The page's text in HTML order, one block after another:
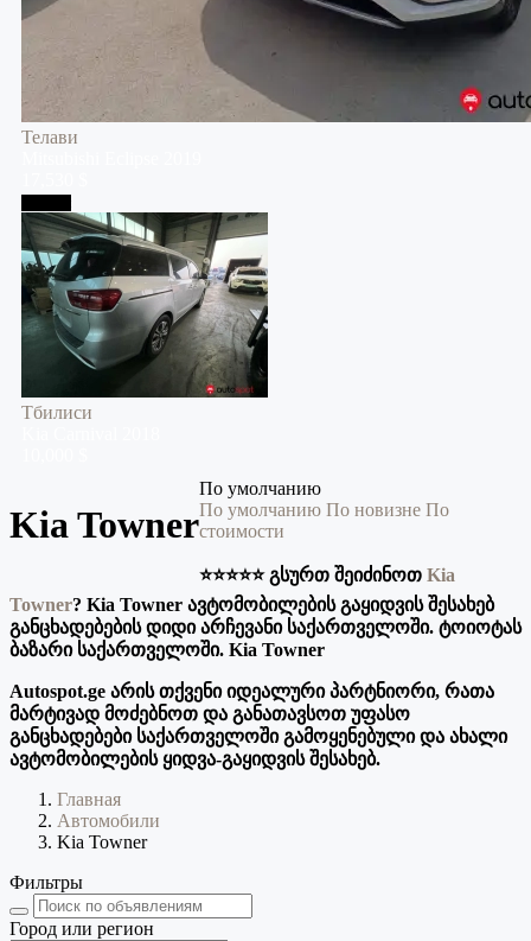
Телави
Тбилиси
Kia Towner
По умолчанию
По умолчанию По новизне По
стоимости
⭐️⭐️⭐️⭐️⭐️ გსურთ შეიძინოთ Kia
Towner? Kia Towner ავტომობილების გაყიდვის შესახებ
განცხადებების დიდი არჩევანი საქართველოში. ტოიოტას
ბაზარი საქართველოში. Kia Towner
Autospot.ge არის თქვენი იდეალური პარტნიორი, რათა
მარტივად მოძებნოთ და განათავსოთ უფასო
განცხადებები საქართველოში გამოყენებული და ახალი
ავტომობილების ყიდვა-გაყიდვის შესახებ.
Главная
Автомобили
Kia Towner
Фильтры
Город или регион